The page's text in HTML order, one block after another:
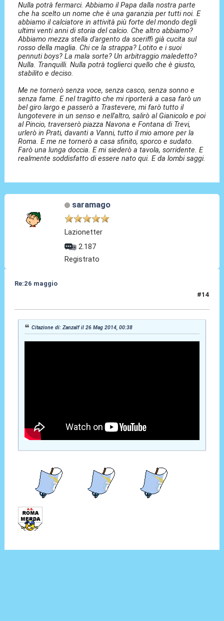
Nulla potrà fermarci. Abbiamo il Papa dalla nostra parte
che ha scelto un nome che è una garanzia per tutti noi. E
abbiamo il calciatore in attività più forte del mondo degli
ultimi venti anni di storia del calcio. Che altro abbiamo?
Abbiamo mezza stella d'argento da sceriffi già cucita sul
rosso della maglia. Chi ce la strappa? Lotito e i suoi
pennuti boys? La mala sorte? Un arbitraggio maledetto?
Nulla. Tranquilli. Nulla potrà toglierci quello che è giusto,
stabilito e deciso.
Me ne tornerò senza voce, senza casco, senza sonno e
senza fame. E nel tragitto che mi riporterà a casa farò un
bel giro largo e passerò a Trastevere, mi farò tutto il
lungotevere in un senso e nell'altro, salirò al Gianicolo e poi
al Pincio, traverserò piazza Navona e Fontana di Trevi,
urlerò in Prati, davanti a Vanni, tutto il mio amore per la
Roma. E me ne tornerò a casa sfinito, sporco e sudato.
Farò una lunga doccia. E mi siederò a tavola, sorridente. E
realmente soddisfatto di essere nato qui. E da lombi saggi.
saramago
Lazionetter
2.187
Registrato
Re:26 maggio
#14
Citazione di: Zanzalf il 26 Mag 2014, 00:38